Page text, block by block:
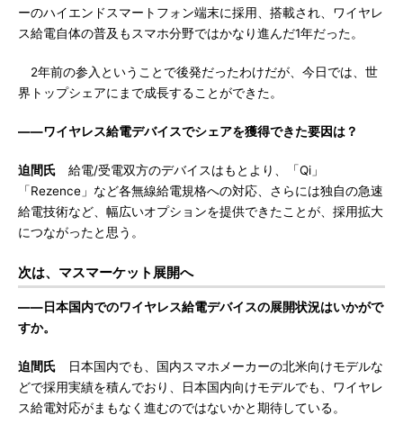
ーのハイエンドスマートフォン端末に採用、搭載され、ワイヤレ
ス給電自体の普及もスマホ分野ではかなり進んだ1年だった。
2年前の参入ということで後発だったわけだが、今日では、世
界トップシェアにまで成長することができた。
――ワイヤレス給電デバイスでシェアを獲得できた要因は？
迫間氏 給電/受電双方のデバイスはもとより、「Qi」
「Rezence」など各無線給電規格への対応、さらには独自の急速
給電技術など、幅広いオプションを提供できたことが、採用拡大
につながったと思う。
次は、マスマーケット展開へ
――日本国内でのワイヤレス給電デバイスの展開状況はいかがで
すか。
迫間氏 日本国内でも、国内スマホメーカーの北米向けモデルな
どで採用実績を積んでおり、日本国内向けモデルでも、ワイヤレ
ス給電対応がまもなく進むのではないかと期待している。